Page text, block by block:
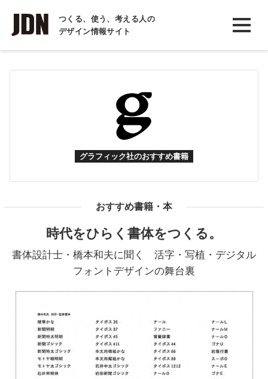
つくる、使う、考える人の
デザイン情報サイト
INTERVIEW
インタビュー
REPORT
グラフィック社のおすすめ書籍
おすすめ書籍・本
時代をひらく書体をつくる。
書体設計士・橋本和夫に聞く 活字・写植・デジタル
フォントデザインの舞台裏